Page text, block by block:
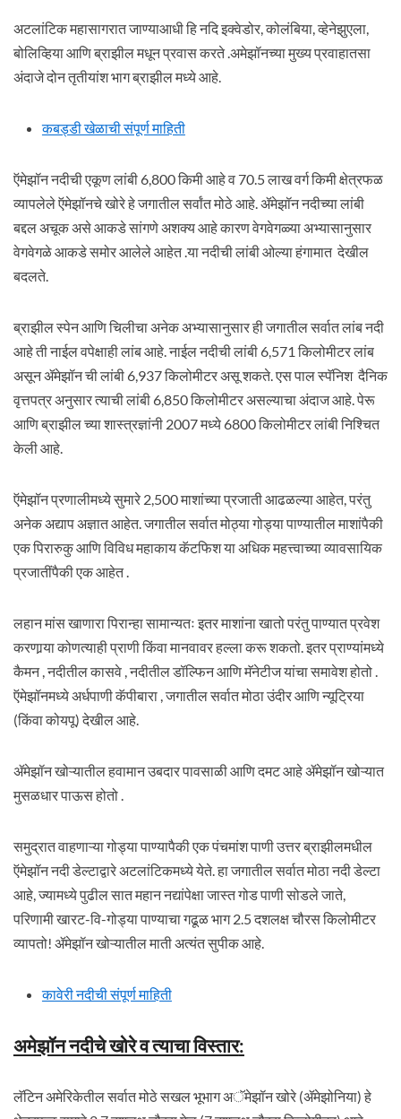
अटलांटिक महासागरात जाण्याआधी हि नदि इक्वेडोर, कोलंबिया, व्हेनेझुएला,
बोलिव्हिया आणि ब्राझील मधून प्रवास करते .अमेझॉनच्या मुख्य प्रवाहातसा
अंदाजे दोन तृतीयांश भाग ब्राझील मध्ये आहे.
कबड्डी खेळाची संपूर्ण माहिती
ऍमेझॉन नदीची एकूण लांबी 6,800 किमी आहे व 70.5 लाख वर्ग किमी क्षेत्रफळ
व्यापलेले ऍमेझॉनचे खोरे हे जगातील सर्वांत मोठे आहे. ॲमेझॉन नदीच्या लांबी
बद्दल अचूक असे आकडे सांगणे अशक्य आहे कारण वेगवेगळ्या अभ्यासानुसार
वेगवेगळे आकडे समोर आलेले आहेत .या नदीची लांबी ओल्या हंगामात देखील
बदलते.
ब्राझील स्पेन आणि चिलीचा अनेक अभ्यासानुसार ही जगातील सर्वात लांब नदी
आहे ती नाईल वपेक्षाही लांब आहे. नाईल नदीची लांबी 6,571 किलोमीटर लांब
असून ॲमेझॉन ची लांबी 6,937 किलोमीटर असू शकते. एस पाल स्पॅनिश दैनिक
वृत्तपत्र अनुसार त्याची लांबी 6,850 किलोमीटर असल्याचा अंदाज आहे. पेरू
आणि ब्राझील च्या शास्त्रज्ञांनी 2007 मध्ये 6800 किलोमीटर लांबी निश्चित
केली आहे.
ऍमेझॉन प्रणालीमध्ये सुमारे 2,500 माशांच्या प्रजाती आढळल्या आहेत, परंतु
अनेक अद्याप अज्ञात आहेत. जगातील सर्वात मोठ्या गोड्या पाण्यातील माशांपैकी
एक पिरारुकु आणि विविध महाकाय कॅटफिश या अधिक महत्त्वाच्या व्यावसायिक
प्रजातींपैकी एक आहेत .
लहान मांस खाणारा पिरान्हा सामान्यतः इतर माशांना खातो परंतु पाण्यात प्रवेश
करणार्‍या कोणत्याही प्राणी किंवा मानवावर हल्ला करू शकतो. इतर प्राण्यांमध्ये
कैमन , नदीतील कासवे , नदीतील डॉल्फिन आणि मॅनेटीज यांचा समावेश होतो .
ऍमेझॉनमध्ये अर्धपाणी कॅपीबारा , जगातील सर्वात मोठा उंदीर आणि न्यूट्रिया
(किंवा कोयपू) देखील आहे.
ॲमेझॉन खोऱ्यातील हवामान उबदार पावसाळी आणि दमट आहे ॲमेझॉन खोऱ्यात
मुसळधार पाऊस होतो .
समुद्रात वाहणाऱ्या गोड्या पाण्यापैकी एक पंचमांश पाणी उत्तर ब्राझीलमधील
ऍमेझॉन नदी डेल्टाद्वारे अटलांटिकमध्ये येते. हा जगातील सर्वात मोठा नदी डेल्टा
आहे, ज्यामध्ये पुढील सात महान नद्यांपेक्षा जास्त गोड पाणी सोडले जाते,
परिणामी खारट-वि-गोड्या पाण्याचा गढूळ भाग 2.5 दशलक्ष चौरस किलोमीटर
व्यापतो! ॲमेझॉन खोऱ्यातील माती अत्यंत सुपीक आहे.
कावेरी नदीची संपूर्ण माहिती
अमेझॉन नदीचे खोरे व त्याचा विस्तार:
लॅटिन अमेरिकेतील सर्वात मोठे सखल भूभाग अॅमेझॉन खोरे (ॲमेझोनिया) हे